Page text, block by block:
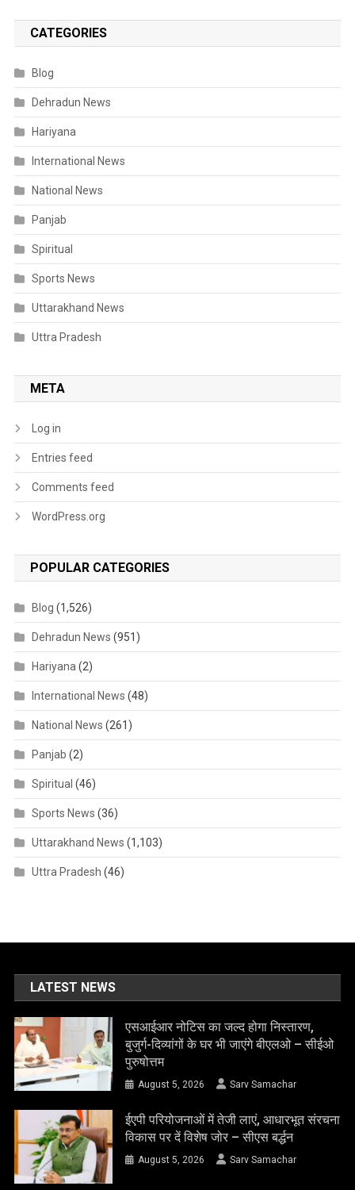
CATEGORIES
Blog
Dehradun News
Hariyana
International News
National News
Panjab
Spiritual
Sports News
Uttarakhand News
Uttra Pradesh
META
Log in
Entries feed
Comments feed
WordPress.org
POPULAR CATEGORIES
Blog (1,526)
Dehradun News (951)
Hariyana(2)
International News (48)
National News (261)
Panjab (2)
Spiritual (46)
Sports News (36)
Uttarakhand News (1,103)
Uttra Pradesh (46)
LATEST NEWS
एसआईआर नोटिस का जल्द होगा निस्तारण,
बुजुर्ग-दिव्यांगों के घर भी जाएंगे बीएलओ – सीईओ
पुरुषोत्तम
August 5, 2026 Sarv Samachar
ईएपी परियोजनाओं में तेजी लाएं, आधारभूत संरचना
विकास पर दें विशेष जोर – सीएस बर्द्धन
August 5, 2026 Sarv Samachar